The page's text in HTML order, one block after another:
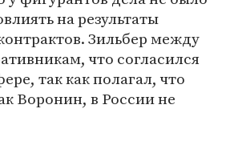
на результаты
Зильбер между
что согласился
так как полагал, что
Воронин, в России не